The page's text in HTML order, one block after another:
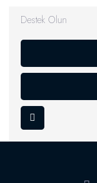
Destek Olun